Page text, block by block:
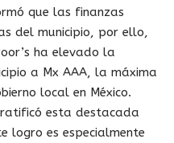
que las finanzas
del municipio, por ello,
ha elevado la
a Mx AAA, la máxima
local en México.
ratificó esta destacada
logro es especialmente